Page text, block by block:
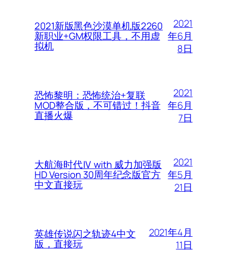
2021新版黑色沙漠单机版2260
新职业+GM权限工具，不用虚
拟机
2021
年6月
8日
恐怖黎明：恐怖统治+复联
MOD整合版，不可错过！抖音
直播火爆
2021
年6月
7日
大航海时代Ⅳ with 威力加强版
HD Version 30周年纪念版官方
中文直接玩
2021
年5月
21日
英雄传说闪之轨迹4中文
版，直接玩
2021年4月
11日